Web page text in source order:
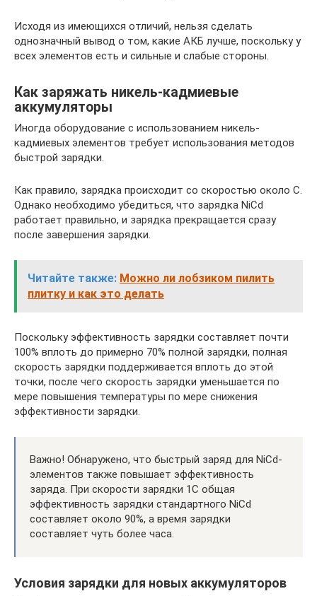
Исходя из имеющихся отличий, нельзя сделать
однозначный вывод о том, какие АКБ лучше, поскольку у
всех элементов есть и сильные и слабые стороны.
Как заряжать никель-кадмиевые
аккумуляторы
Иногда оборудование с использованием никель-
кадмиевых элементов требует использования методов
быстрой зарядки.
Как правило, зарядка происходит со скоростью около C.
Однако необходимо убедиться, что зарядка NiCd
работает правильно, и зарядка прекращается сразу
после завершения зарядки.
Читайте также: Можно ли лобзиком пилить
плитку и как это делать
Поскольку эффективность зарядки составляет почти
100% вплоть до примерно 70% полной зарядки, полная
скорость зарядки поддерживается вплоть до этой
точки, после чего скорость зарядки уменьшается по
мере повышения температуры по мере снижения
эффективности зарядки.
Важно! Обнаружено, что быстрый заряд для NiCd-
элементов также повышает эффективность
заряда. При скорости зарядки 1C общая
эффективность зарядки стандартного NiCd
составляет около 90%, а время зарядки
составляет чуть более часа.
Условия зарядки для новых аккумуляторов